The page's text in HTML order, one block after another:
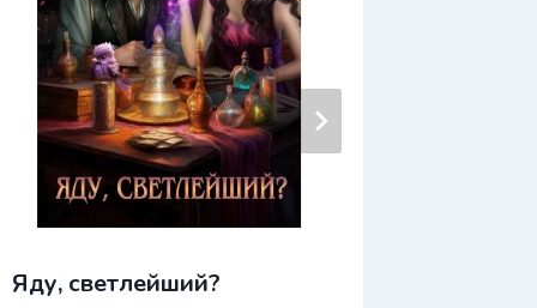
Яду, светлейший?